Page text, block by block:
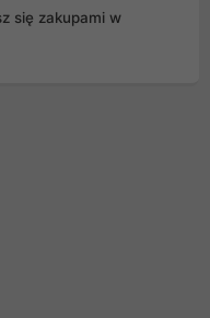
się zakupami w